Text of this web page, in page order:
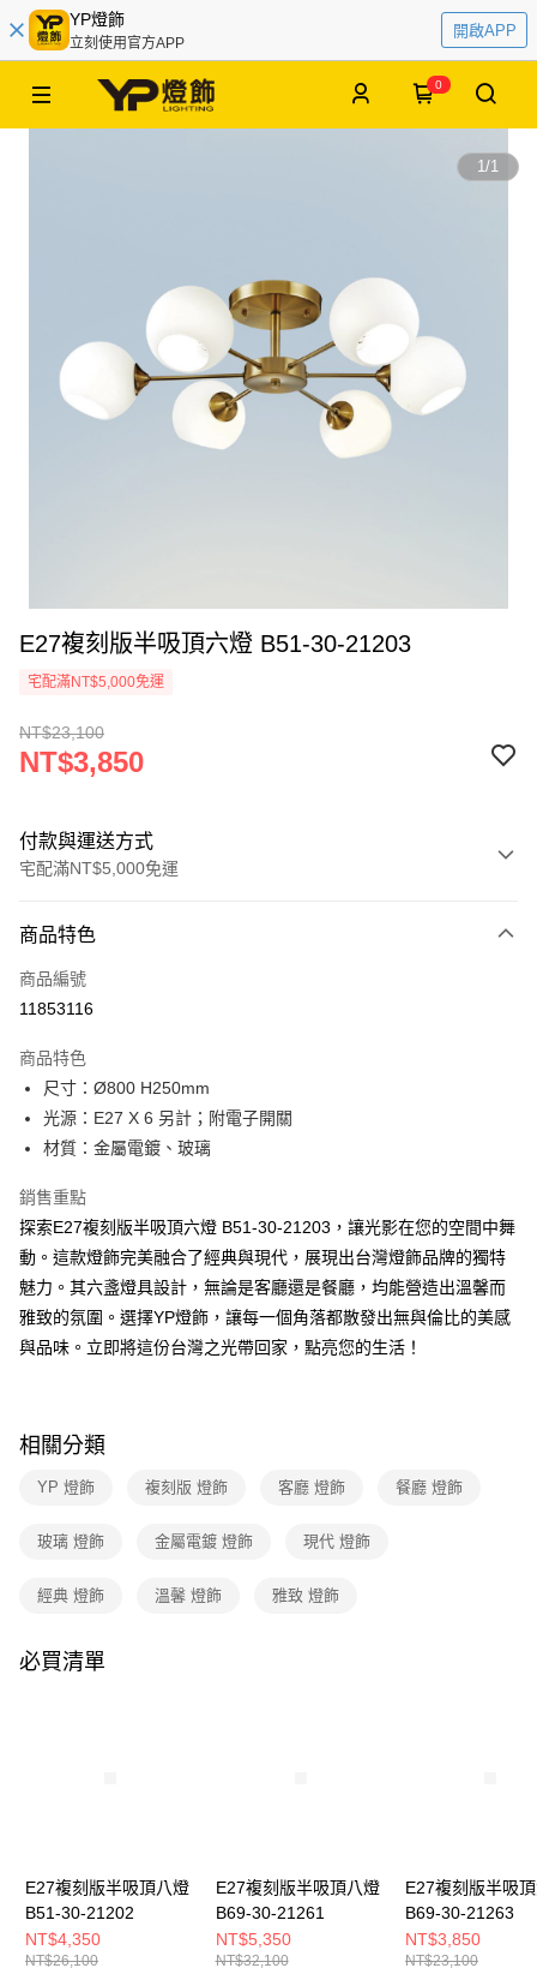
YP燈飾
立刻使用官方APP
開啟APP
0
1/1
E27複刻版半吸頂六燈 B51-30-21203
宅配滿NT$5,000免運
NT$23,100
NT$3,850
付款與運送方式
宅配滿NT$5,000免運
信用卡一次付款
LINE Pay
街口支付
悠遊付
全盈+PAY
AFTEE先享後付
相關說明
【關於「AFTEE先享後付」】
AFTEE先享後付是「在收到商品之後才付款」的支付方式。 讓您購物簡單
便利好安心！
１．於結帳方式選擇「AFTEE先享後付」後，將跳轉至「AFTEE先享後付」
２．訂單成立數日內，您將收到繳費通知簡訊。
３．收到繳費通知簡訊後14天內，點擊此簡訊中的連結，可透過四大超商／
※ 請注意：結帳手續完成當下不需立刻繳費，但若您需要取消訂單，請聯絡
※ 交易是否成功請以「AFTEE先享後付 」之結帳頁面顯示為準，若有關於
３．未成年的使用者請事先徵得法定代理人或監護人之同意方可使用
「AFTEE先享後付」，若未經同意申辦者引起之損失，本公司不負相關責
任。
４．使用「AFTEE先享後付」時，將依據個別帳號之用戶狀況，依本公司即
時審查核予不同之上限額度；若仍有額度不足之情形，本公司將視審查結果
新竹貨運宅配
商品特色
商品編號
11853116
商品特色
尺寸：Ø800 H250mm
光源：E27 X 6 另計；附電子開關
材質：金屬電鍍、玻璃
銷售重點
探索E27複刻版半吸頂六燈 B51-30-21203，讓光影在您的空間中舞
動。這款燈飾完美融合了經典與現代，展現出台灣燈飾品牌的獨特
魅力。其六盞燈具設計，無論是客廳還是餐廳，均能營造出溫馨而
雅致的氛圍。選擇YP燈飾，讓每一個角落都散發出無與倫比的美感
與品味。立即將這份台灣之光帶回家，點亮您的生活！
相關分類
YP 燈飾 複刻版 燈飾 客廳 燈飾 餐廳 燈飾
玻璃 燈飾 金屬電鍍 燈飾 現代 燈飾
經典 燈飾 溫馨 燈飾 雅致 燈飾
必買清單
E27複刻版半吸頂八燈
B51-30-21202
NT$4,350
NT$26,100
E27複刻版半吸頂八燈
B69-30-21261
NT$5,350
NT$32,100
E27複刻版半吸
B69-30-21263
NT$3,850
NT$23,100